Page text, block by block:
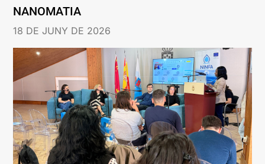
NANOMATIA
18 DE JUNY DE 2026